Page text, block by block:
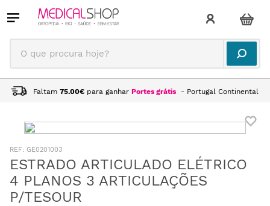
O que procura hoje?
Faltam 75.00€ para ganhar Portes grátis - Portugal Continental
: GE0201003
ESTRADO ARTICULADO ELÉTRICO
4 PLANOS 3 ARTICULAÇÕES
P/TESOUR